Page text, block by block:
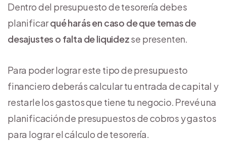
Dentro del presupuesto de tesorería debes
planificarqué harás en caso de que temas de
desajustes o falta de liquidezse presenten.
Para poder lograr este tipo de presupuesto
financiero deberás calcular tu entrada de capital y
restarle los gastos que tiene tu negocio. Prevé una
planificación de presupuestos de cobros y gastos
para lograr el cálculo de tesorería.